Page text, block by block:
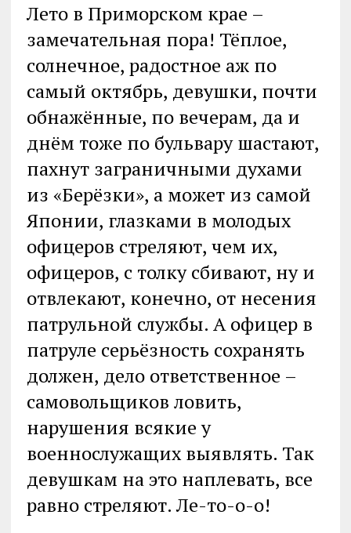
Лето в Приморском крае –
замечательная пора! Тёплое,
солнечное, радостное аж по
самый октябрь, девушки, почти
обнажённые, по вечерам, да и
днём тоже по бульвару шастают,
пахнут заграничными духами
из «Берёзки», а может из самой
Японии, глазками в молодых
офицеров стреляют, чем их,
офицеров, с толку сбивают, ну и
отвлекают, конечно, от несения
патрульной службы. А офицер в
патруле серьёзность сохранять
должен, дело ответственное –
самовольщиков ловить,
нарушения всякие у
военнослужащих выявлять. Так
девушкам на это наплевать, все
равно стреляют. Ле-то-о-о!